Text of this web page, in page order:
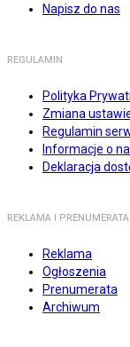
Napisz do nas
REGULAMIN
Polityka
Zmiana
Regulamin
Informacje o
Deklaracja
REKLAMA I PRENUMERATA
Reklama
Ogłoszenia
Prenumerata
Archiwum